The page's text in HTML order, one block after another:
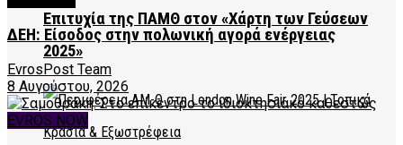
Επιτυχία της ΠΑΜΘ στον «Χάρτη των Γεύσεων
2025»
ΔΕΗ: Είσοδος στην πολωνική αγορά ενέργειας
EvrosPost Team
8 Αυγούστου, 2026
EVROS NOW